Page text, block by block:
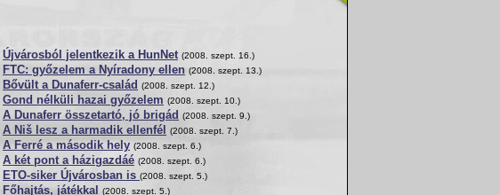
Újvárosból jelentkezik a HunNet (2008. szept. 16.)
FTC: győzelem a Nyíradony ellen (2008. szept. 13.)
Bővült a Dunaferr-család (2008. szept. 12.)
Gond nélküli hazai győzelem (2008. szept. 10.)
A Dunaferr összetartó, jó brigád (2008. szept. 9.)
A Niš lesz a harmadik ellenfél (2008. szept. 7.)
A Ferré a második hely (2008. szept. 6.)
A két pont a házigazdáé (2008. szept. 6.)
ETO-siker Újvárosban is (2008. szept. 5.)
Főhajtás, játékkal (2008. szept. 5.)